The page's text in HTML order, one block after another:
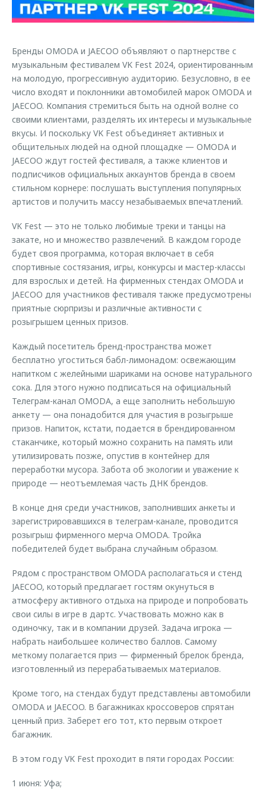
Страхование
Кредитный калькулятор
Аксессуары
Одежда и сувениры
Оригинальные аксессуары
Запчасти
Трейд-ин
Калькулятор трейд-ин
Клиентская поддержка
Клуб владельцев OMODA
Приложение O&J
Аксессуары
Одежда и сувениры
Оригинальные аксессуары
Запчасти
Обратная связь
Бренды OMODA и JAECOO объявляют о партнерстве с
музыкальным фестивалем VK Fest 2024, ориентированным
на молодую, прогрессивную аудиторию. Безусловно, в ее
число входят и поклонники автомобилей марок OMODA и
JAECOO. Компания стремиться быть на одной волне со
своими клиентами, разделять их интересы и музыкальные
вкусы. И поскольку VK Fest объединяет активных и
общительных людей на одной площадке — OMODA и
JAECOO ждут гостей фестиваля, а также клиентов и
подписчиков официальных аккаунтов бренда в своем
стильном корнере: послушать выступления популярных
артистов и получить массу незабываемых впечатлений.
VK Fest — это не только любимые треки и танцы на
закате, но и множество развлечений. В каждом городе
будет своя программа, которая включает в себя
спортивные состязания, игры, конкурсы и мастер-классы
для взрослых и детей. На фирменных стендах OMODA и
JAECOO для участников фестиваля также предусмотрены
приятные сюрпризы и различные активности с
розыгрышем ценных призов.
Каждый посетитель бренд-пространства может
бесплатно угоститься бабл-лимонадом: освежающим
напитком с желейными шариками на основе натурального
сока. Для этого нужно подписаться на официальный
Телеграм-канал OMODA, а еще заполнить небольшую
анкету — она понадобится для участия в розыгрыше
призов. Напиток, кстати, подается в брендированном
стаканчике, который можно сохранить на память или
утилизировать позже, опустив в контейнер для
переработки мусора. Забота об экологии и уважение к
природе — неотъемлемая часть ДНК брендов.
В конце дня среди участников, заполнивших анкеты и
зарегистрировавшихся в телеграм-канале, проводится
розыгрыш фирменного мерча OMODA. Тройка
победителей будет выбрана случайным образом.
Рядом с пространством OMODA располагаться и стенд
JAECOO, который предлагает гостям окунуться в
атмосферу активного отдыха на природе и попробовать
свои силы в игре в дартс. Участвовать можно как в
одиночку, так и в компании друзей. Задача игрока —
набрать наибольшее количество баллов. Самому
меткому полагается приз — фирменный брелок бренда,
изготовленный из перерабатываемых материалов.
Кроме того, на стендах будут представлены автомобили
OMODA и JAECOO. В багажниках кроссоверов спрятан
ценный приз. Заберет его тот, кто первым откроет
багажник.
В этом году VK Fest проходит в пяти городах России:
1 июня: Уфа;